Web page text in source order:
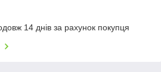
14 днів за рахунок покупця